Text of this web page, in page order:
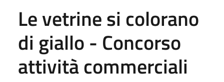
Le vetrine si colorano
di giallo - Concorso
attività commerciali